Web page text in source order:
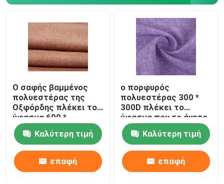
Ο σαφής βαμμένος
πολυεστέρας της
Οξφόρδης πλέκει το
ύφασμα 600 *
αρίθμηση 320 GSM
νημάτων 600D για το
ύφασμα τσαντών
Καλύτερη τιμή
επαφή
ο πορφυρός
πολυεστέρας 300 *
300D πλέκει το
ύφασμα που το άνετο
χέρι αισθάνεται
WashableΚαλύτερη τιμή
επαφή